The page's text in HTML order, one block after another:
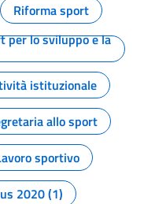
Riforma sport
per lo sviluppo e la
istituzionale
allo sport
sportivo
2020 (1)